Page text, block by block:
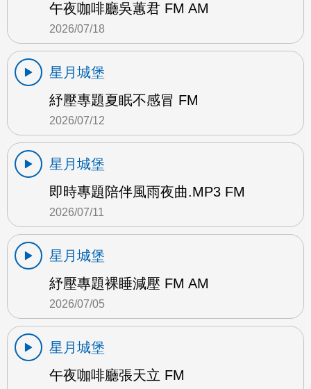
午夜咖啡廳吳蕙君 FM AM
2026/07/18
星月城堡
紓壓專題夏眠不感冒 FM
2026/07/12
星月城堡
即時專題陪伴風雨夜曲.MP3 FM
2026/07/11
星月城堡
紓壓專題裸睡減壓 FM AM
2026/07/05
星月城堡
午夜咖啡廳張天立 FM